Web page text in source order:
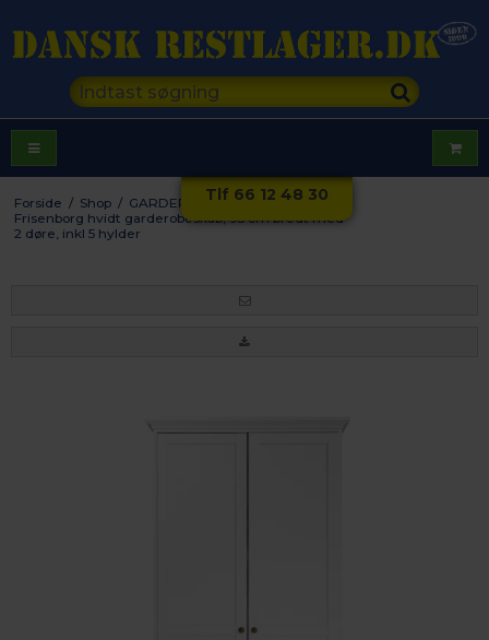
Tlf 66 12 48 30
Forside / Shop / GARDEROBE / Klædeskabe /
Frisenborg hvidt garderobeskab, 95 cm bredt med
2 døre, inkl 5 hylder